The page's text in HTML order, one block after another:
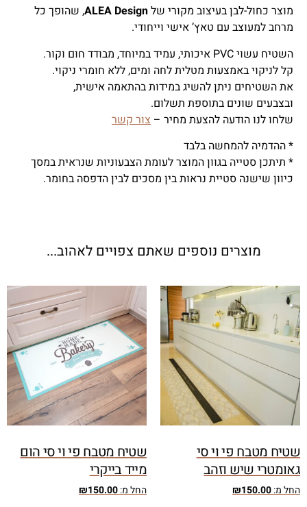
מוצר כחול-לבן בעיצוב מקורי שלALEA Design, שהופך כל
מרחב למעוצב עם טאץ’ אישי וייחודי.
השטיח עשוי PVC איכותי, עמיד במיוחד, מבודד חום וקור.
קל לניקוי באמצעות מטלית לחה ומים, ללא חומרי ניקוי.
את השטיחים ניתן להשיג במידות בהתאמה אישית,
ובצבעים שונים בתוספת תשלום.
שלחו לנו הודעה להצעת מחיר – צור קשר
* ההדמיה להמחשה בלבד
* תיתכן סטייה בגוון המוצר לעומת הצבעוניות שנראית במסך
כיוון שישנה סטיית נראות בין מסכים לבין הדפסה בחומר.
מוצרים נוספים שאתם צפויים לאהוב...
שטיח מטבח פי וי סי
גאומטרי שיש וזהב
החל מ: ₪150.00
שטיח מטבח פי וי סי הום
מייד בייקרי
החל מ: ₪150.00